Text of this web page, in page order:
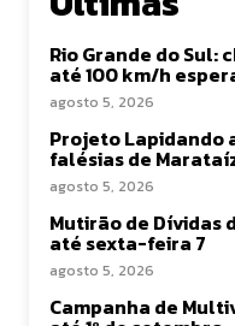
Rio Grande do Sul:
até 100 km/h
agosto 5, 2026
Projeto Lapidando
falésias de
agosto 5, 2026
Mutirão de Dívidas
até sexta-feira 7
agosto 5, 2026
Campanha de